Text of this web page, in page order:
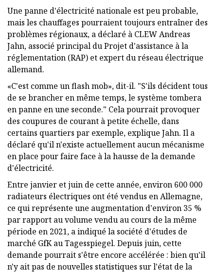
Une panne d'électricité nationale est peu probable,
mais les chauffages pourraient toujours entraîner des
problèmes régionaux, a déclaré à CLEW Andreas
Jahn, associé principal du Projet d'assistance à la
réglementation (RAP) et expert du réseau électrique
allemand.
«C'est comme un flash mob», dit-il. "S'ils décident tous
de se brancher en même temps, le système tombera
en panne en une seconde." Cela pourrait provoquer
des coupures de courant à petite échelle, dans
certains quartiers par exemple, explique Jahn. Il a
déclaré qu'il n'existe actuellement aucun mécanisme
en place pour faire face à la hausse de la demande
d'électricité.
Entre janvier et juin de cette année, environ 600 000
radiateurs électriques ont été vendus en Allemagne,
ce qui représente une augmentation d'environ 35 %
par rapport au volume vendu au cours de la même
période en 2021, a indiqué la société d'études de
marché GfK au Tagesspiegel. Depuis juin, cette
demande pourrait s'être encore accélérée : bien qu'il
n'y ait pas de nouvelles statistiques sur l'état de la